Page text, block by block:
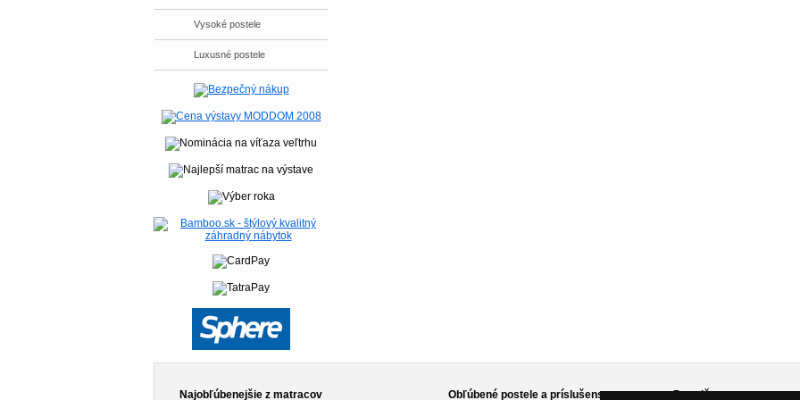
Vysoké postele
Luxusné postele
Najobľúbenejšie z matracov Obľúbené postele a príslušenstvo Poradňa